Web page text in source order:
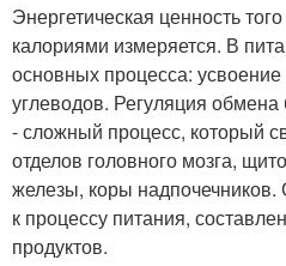
Энергетическая ценность
калориями измеряется. В
основных процесса:
углеводов. Регуляция
- сложный процесс, который
отделов головного мозга,
железы, коры надпочечников.
к процессу питания,
продуктов.